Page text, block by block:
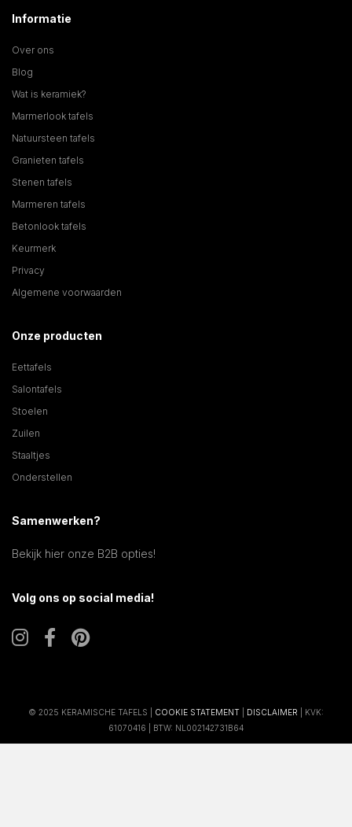
Informatie
Over ons
Blog
Wat is keramiek?
Marmerlook tafels
Natuursteen tafels
Granieten tafels
Stenen tafels
Marmeren tafels
Betonlook tafels
Keurmerk
Privacy
Algemene voorwaarden
Onze producten
Eettafels
Salontafels
Stoelen
Zuilen
Staaltjes
Onderstellen
Samenwerken?
Bekijk hier onze B2B opties!
Volg ons op social media!
© 2025 KERAMISCHE TAFELS | COOKIE STATEMENT DISCLAIMER | KVK:
61070416 | BTW: NL002142731B64